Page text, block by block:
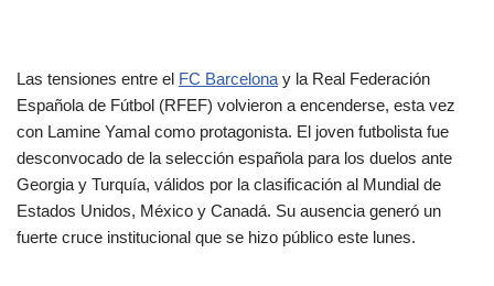
Las tensiones entre el FC Barcelona y la Real Federación
Española de Fútbol (RFEF) volvieron a encenderse, esta vez
con Lamine Yamal como protagonista. El joven futbolista fue
desconvocado de la selección española para los duelos ante
Georgia y Turquía, válidos por la clasificación al Mundial de
Estados Unidos, México y Canadá. Su ausencia generó un
fuerte cruce institucional que se hizo público este lunes.